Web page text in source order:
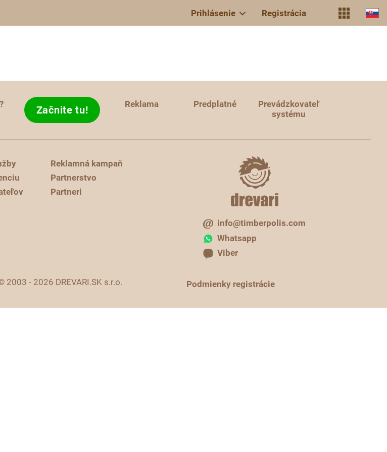
Prihlásenie Registrácia
Začnite tu! Reklama Predplatné
Prevádzkovateľ
systému
Reklamná kampaň
Partnerstvo
Partneri
info@timberpolis.com
Whatsapp
Viber
2003 - 2026 DREVARI.SK s.r.o. Podmienky registrácie